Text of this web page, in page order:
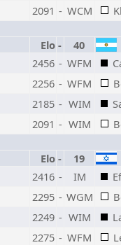
2091 - WCM
Elo -
40
2456 - WFM
2256 - WFM
2185 - WIM
2091 - WIM
Elo -
19
2416 - IM
2295 - WGM
2249 - WIM
2275 - WFM